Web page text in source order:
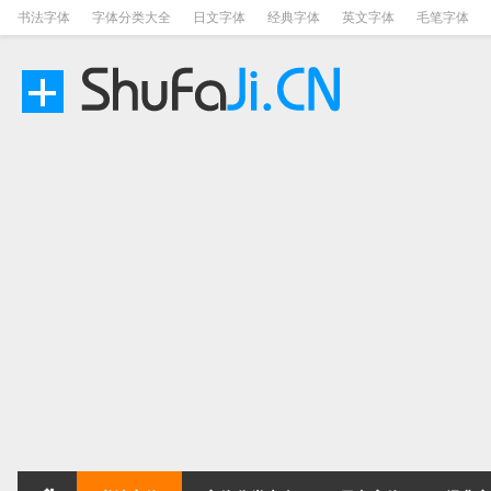
书法字体 字体分类大全 日文字体 经典字体 英文字体 毛笔字体